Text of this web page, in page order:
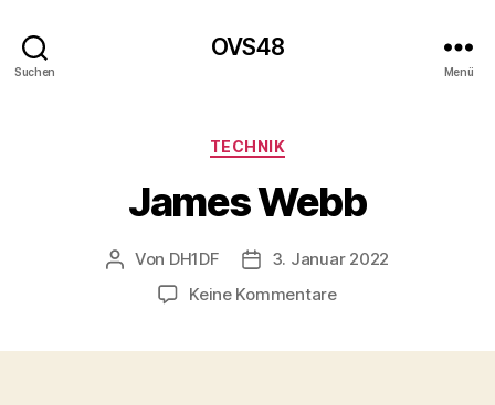
Suchen
OVS48
Menü
Kategorien
TECHNIK
James Webb
Beitragsautor
Von DH1DF Beitragsdatum
3. Januar 2022
Keine Kommentarezu